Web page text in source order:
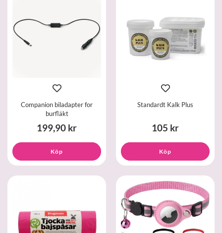
Companion biladapter for
burfläkt
199,90 kr
Köp
Standardt Kalk Plus
105 kr
Köp